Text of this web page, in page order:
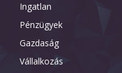
Ingatlan
Pénzügyek
Gazdaság
Vállalkozás